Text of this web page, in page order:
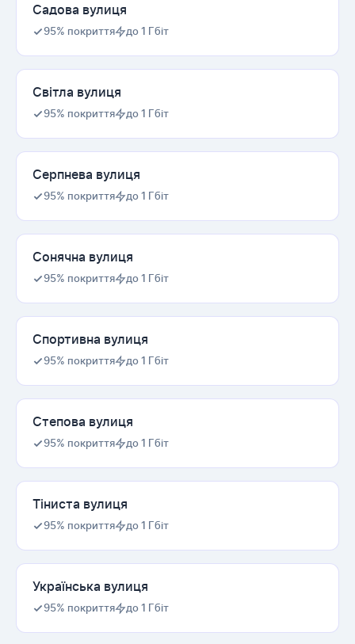
Садова вулиця
95% покриття до 1 Гбіт
Світла вулиця
95% покриття до 1 Гбіт
Серпнева вулиця
95% покриття до 1 Гбіт
Сонячна вулиця
95% покриття до 1 Гбіт
Спортивна вулиця
95% покриття до 1 Гбіт
Степова вулиця
95% покриття до 1 Гбіт
Тіниста вулиця
95% покриття до 1 Гбіт
Українська вулиця
95% покриття до 1 Гбіт